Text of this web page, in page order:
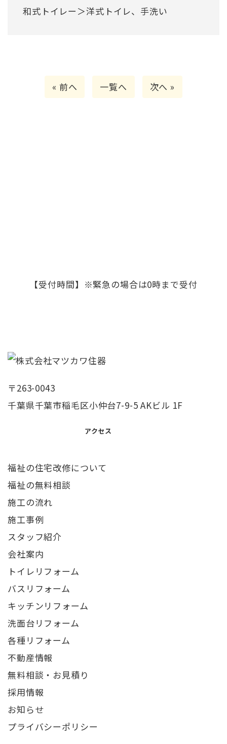
和式トイレー＞洋式トイレ、手洗い
« 前へ 一覧へ 次へ »
【受付時間】※緊急の場合は0時まで受付
〒263-0043
千葉県千葉市稲毛区小仲台7-9-5 AKビル 1F
アクセス
福祉の住宅改修について
福祉の無料相談
施工の流れ
施工事例
スタッフ紹介
会社案内
トイレリフォーム
バスリフォーム
キッチンリフォーム
洗面台リフォーム
各種リフォーム
不動産情報
無料相談・お見積り
採用情報
お知らせ
プライバシーポリシー